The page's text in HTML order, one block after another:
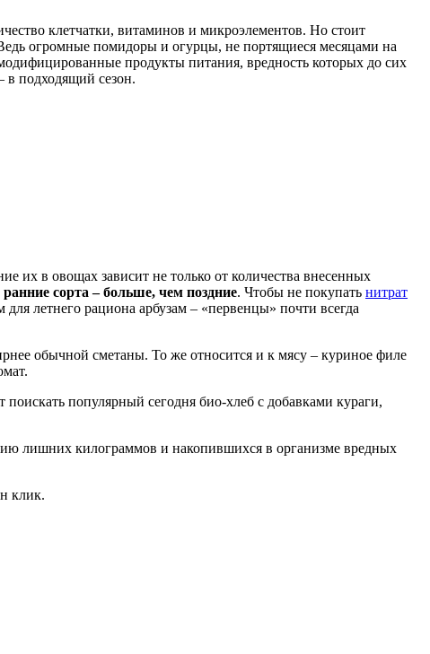
клетчатки, витаминов и микроэлементов. Но стоит
огромные помидоры и огурцы, не портящиеся месяцами на
продукты питания, вредность которых до сих
в подходящий сезон.
их в овощах зависит не только от количества внесенных
сорта – больше, чем поздние. Чтобы не покупать нитрат
летнего рациона арбузам – «первенцы» почти всегда
обычной сметаны. То же относится и к мясу – куриное филе
популярный сегодня био-хлеб с добавками кураги,
лишних килограммов и накопившихся в организме вредных
клик.